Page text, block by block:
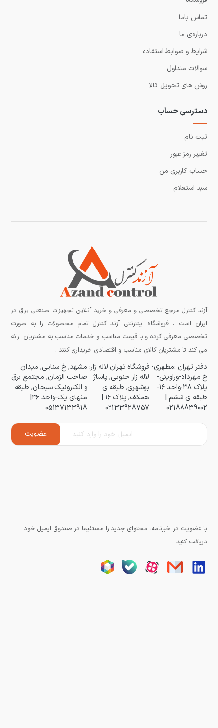
تماس باما
درباره‌ی ما
شرایط و ضوابط استفاده
سوالات متداول
روش های تحویل کالا
دسترسی حساب
ثبت نام
تغییر رمز عبور
حساب کاربری من
سبد استعلام
آزند کنترل مرجع تخصصی و معرفی و خرید آنلاین تجهیزات صنعتی برق در
ایران است ، فروشگاه اینترنتی آزند کنترل تمام محصولات را به صورت
تخصصی معرفی کرده و با قیمت مناسب و خدمات مناسب به مشتریان ارائه
می کند تا مشتریان کالای مناسب و اقتصادی خریداری کنند .
دفتر تهران :مطهری-
خ مهرداد-وراوینی-
پلاک ۳۸-واحد ۱۶-
طبقه ی ششم |
02188839002
فروشگاه تهران لاله زار:
لاله زار جنوبی, پاساژ
بوشهری, طبقه ی
همکف, پلاک ۱۶ |
02133928757
مشهد, خ سنایی, میدان
صاحب الزمان, مجتمع برق
و الکترونیک سبحان, طبقه
منهای یک-واحد ۳۶|
05137133918
با عضویت در خبرنامه، محتوای جدید را مستقیما در صندوق ایمیل خود
دریافت کنید.